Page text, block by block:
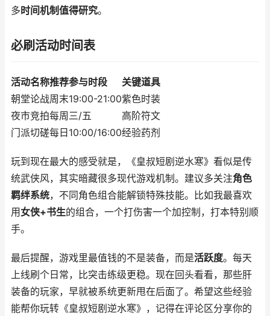
多时间机制值得研究。
必刷活动时间表
活动名称推荐参与时段
关键道具
朝堂论战周末19:00-21:00紫色时装
夜市竞拍每周三/五
高阶符文
门派切磋每日10:00/16:00经验药剂
玩到现在最大的感受就是，《皇叔短剧逆水寒》看似是传
统武侠风，其实暗藏很多现代游戏机制。建议多关注角色
羁绊系统，不同角色组合能解锁特殊技能。比如我最喜欢
用女侠+书生的组合，一个打伤害一个加控制，打本特别顺
手。
最后提醒，游戏里最值钱的不是装备，而是活跃度。每天
上线刷个日常，比突击练级更稳。现在回头看看，那些肝
装备的玩家，早就被系统更新甩在后面了。希望这些经验
能帮你玩转《皇叔短剧逆水寒》，记得在评论区分享你的